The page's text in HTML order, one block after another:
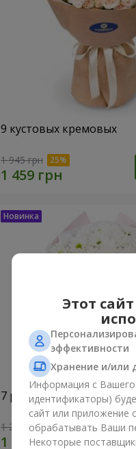
9 кустовых кремовых
1 945 грн
7 ромашковых
1 293 грн
Этот
эффективности
Хранение и/или
Информация с Вашего
идентификаторы)
сайт или приложение
обрабатывать Ваши
Некоторые